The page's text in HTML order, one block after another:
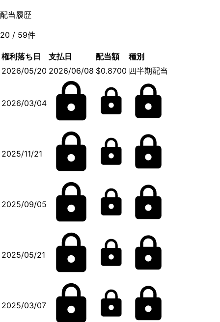
配当履歴
20 / 59件
権利落ち日 支払日 配当額
種別
2026/05/20 2026/06/08 $0.8700 四半期配当
2026/03/04
2025/11/21
2025/09/05
2025/05/21
2025/03/07